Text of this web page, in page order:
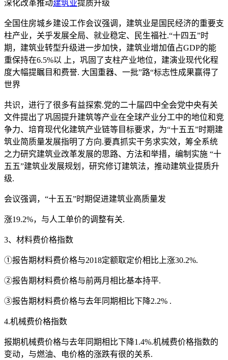
深化改革推动建筑业提质升级
全国住房城乡建设工作会议强调，建筑业是国民经济的重要支
柱产业，关乎发展全局、就业稳定、民生福社.“十四五”时
期，建筑业转型升级进一步加快，建筑业增加值占GDP的能
重保持在6.5%以 上，巩固了支柱产业地位，建演业现代化程
度大幅提瞩目和费誉. 大国重器、一批”路“标志性成果赢得了
世界
共识，进行了很多有益探索.党的二十届四中全会党中央有关
文件提出了巩固提升建筑等产业在全球产业分工中的地位和竞
争力、培育现代化建筑产业链等目标要求，为“十五五”时期建
筑业简质量发展指明了方向.要真抓实干务求实效，筹全系统
之力研究建筑业改革发展的思路、方法和举措，编制实施 “十
五五”建筑业发展规划，研究修订建筑法，推动建筑业提质升
级.
会议强调，“十五五”时期促进建筑业高质量发
涨19.2%，与人工单价的调整有关.
3、材料费价格指数
①报告期材料费价格与2018定额取定价相比上涨30.2%.
②报告期材料费价格与前两月相比基本持平.
③报告期材料费价格与去年同期相比下降2.2% .
4.机械费价格指数
报期机械费价格与去年同期相比下降1.4%.机械费价格指数的
变动，与燃油、电价格的涨跌有很的关系.